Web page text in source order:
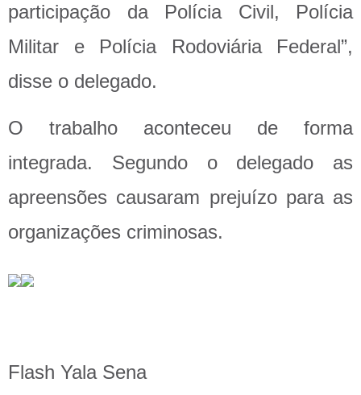
participação da Polícia Civil, Polícia
Militar e Polícia Rodoviária Federal”,
disse o delegado.
O trabalho aconteceu de forma
integrada. Segundo o delegado as
apreensões causaram prejuízo para as
organizações criminosas.
Flash Yala Sena